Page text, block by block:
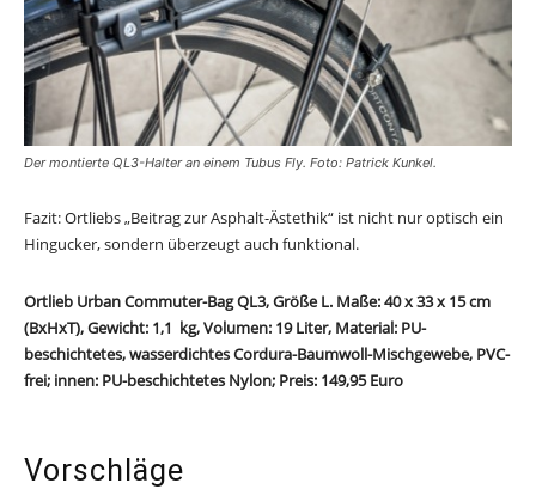
Der montierte QL3-Halter an einem Tubus Fly. Foto: Patrick Kunkel.
Fazit: Ortliebs „Beitrag zur Asphalt-Ästethik“ ist nicht nur optisch ein
Hingucker, sondern überzeugt auch funktional.
Ortlieb Urban Commuter-Bag QL3, Größe L. Maße: 40 x 33 x 15 cm
(BxHxT), Gewicht: 1,1 kg, Volumen: 19 Liter, Material: PU-
beschichtetes, wasserdichtes Cordura-Baumwoll-Mischgewebe, PVC-
frei; innen: PU-beschichtetes Nylon; Preis: 149,95 Euro
Vorschläge